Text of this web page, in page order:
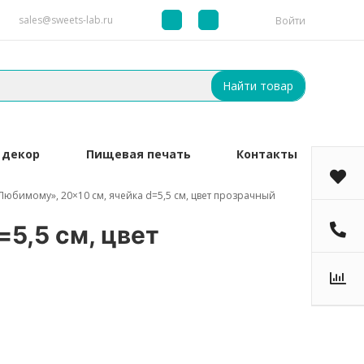
sales@sweets-lab.ru Войти
Найти товар
Пищевая печать Контакты
20×10 см, ячейка d=5,5 см, цвет прозрачный
см, цвет